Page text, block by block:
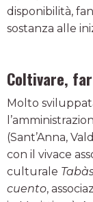
disponibilità,
sostanza alle
Coltivare,
Molto
(Sant’Anna,
con il vivace
culturale
cuento,